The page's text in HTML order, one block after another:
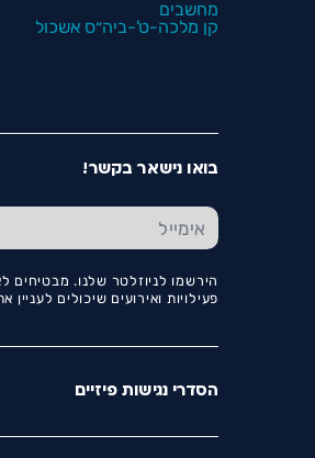
מחשבים
קן מלכה-ט'-ביה״ס אשכול
בואו נישאר בקשר!
הירשמו לניוזלטר שלנו. מבטיחים
פעילויות ואירועים שיכולים
הסדרי נגישות פיזיים